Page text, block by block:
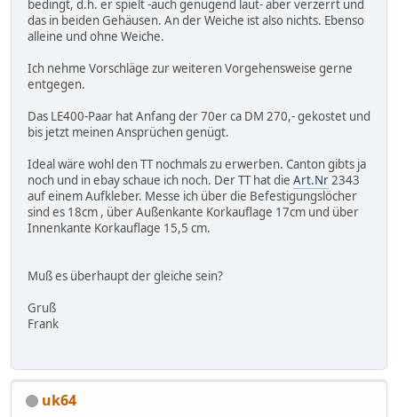
bedingt, d.h. er spielt -auch genügend laut- aber verzerrt und
das in beiden Gehäusen. An der Weiche ist also nichts. Ebenso
alleine und ohne Weiche.
Ich nehme Vorschläge zur weiteren Vorgehensweise gerne
entgegen.
Das LE400-Paar hat Anfang der 70er ca DM 270,- gekostet und
bis jetzt meinen Ansprüchen genügt.
Ideal wäre wohl den TT nochmals zu erwerben. Canton gibts ja
noch und in ebay schaue ich noch. Der TT hat die Art.Nr2343
auf einem Aufkleber. Messe ich über die Befestigungslöcher
sind es 18cm , über Außenkante Korkauflage 17cm und über
Innenkante Korkauflage 15,5 cm.
Muß es überhaupt der gleiche sein?
Gruß
Frank
uk64